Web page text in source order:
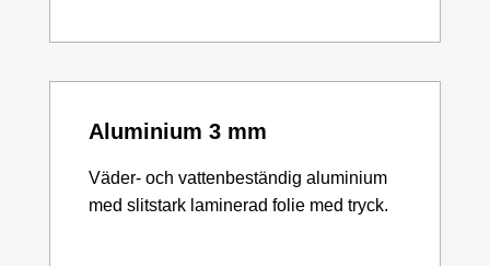
Aluminium 3 mm
Väder- och vattenbeständig aluminium
med slitstark laminerad folie med tryck.